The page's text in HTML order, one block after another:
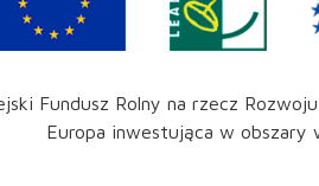
Fundusz Rolny na rzecz
Europa inwestująca w obszary